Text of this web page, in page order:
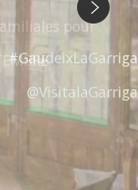
Suivant
#GaudeixLaGarriga
@VisitalaGarriga